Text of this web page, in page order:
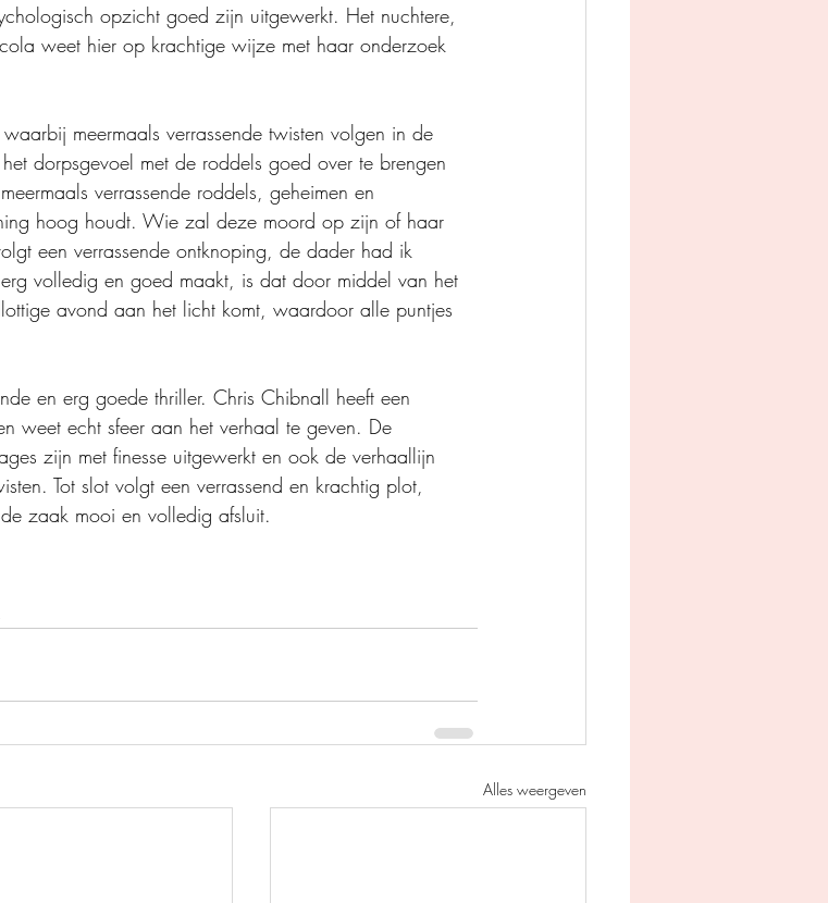
opzicht goed zijn uitgewerkt. Het nuchtere,
weet hier op krachtige wijze met haar onderzoek
meermaals verrassende twisten volgen in de
dorpsgevoel met de roddels goed over te brengen
verrassende roddels, geheimen en
hoog houdt. Wie zal deze moord op zijn of haar
een verrassende ontknoping, de dader had ik
volledig en goed maakt, is dat door middel van het
avond aan het licht komt, waardoor alle puntjes
en erg goede thriller. Chris Chibnall heeft een
weet echt sfeer aan het verhaal te geven. De
zijn met finesse uitgewerkt en ook de verhaallijn
Tot slot volgt een verrassend en krachtig plot,
zaak mooi en volledig afsluit.
Alles weergeven